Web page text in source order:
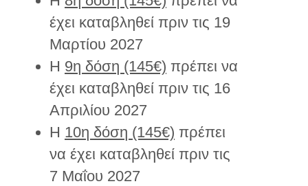
έχει καταβληθεί πριν τις 19
Μαρτίου 2027
Η 9η δόση (145€) πρέπει να
έχει καταβληθεί πριν τις 16
Απριλίου 2027
Η 10η δόση (145€) πρέπει
να έχει καταβληθεί πριν τις
7 Μαΐου 2027